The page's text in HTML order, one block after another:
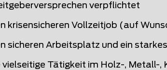
verpflichtet
krisensicheren Vollzeitjob (auf
sicheren Arbeitsplatz und ein
vielseitige Tätigkeit im Holz-, Metall-